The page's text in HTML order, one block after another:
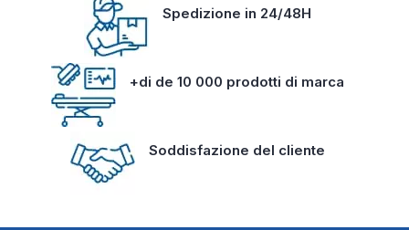
Spedizione in 24/48H
+di de 10 000 prodotti di marca
Soddisfazione del cliente